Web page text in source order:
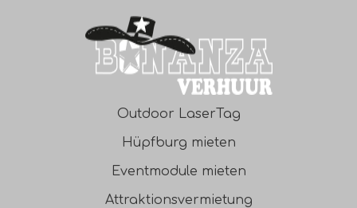
Outdoor LaserTag
Hüpfburg mieten
Eventmodule mieten
Attraktionsvermietung